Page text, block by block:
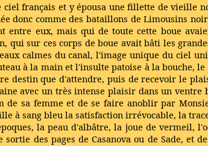
ciel français et y épousa une fillette de vieille
donc comme des bataillons de Limousins
entre eux, mais qui de toute cette boue
qui sur ces corps de boue avait bâti les
calmes du canal, l'image unique du ciel
à la main et l'insulte patoise à la bouche,
destin que d'attendre, puis de recevoir le
avec un très intense plaisir dans un
sa femme et de se faire anoblir par
à sang bleu la satisfaction irrévocable, la
la peau d'albâtre, la joue de vermeil,
des pages de Casanova ou de Sade, et